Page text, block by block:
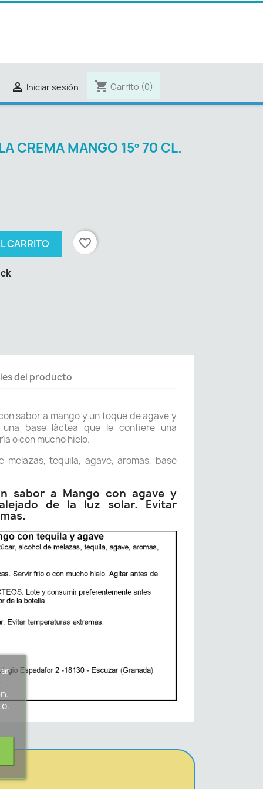
 Iniciar sesión shopping_cart Carrito (0)
CREMA MANGO 15º 70 CL.
CARRITO favorite_border
del producto
sabor a mango y un toque de agave y
una base láctea que le confiere una
o con mucho hielo.
melazas, tequila, agave, aromas, base
sabor a Mango con agave y
de la luz solar. Evitar